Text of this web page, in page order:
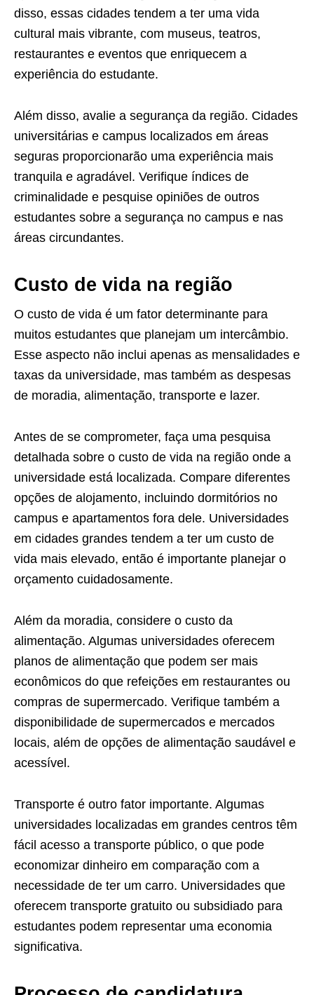
disso, essas cidades tendem a ter uma vida
cultural mais vibrante, com museus, teatros,
restaurantes e eventos que enriquecem a
experiência do estudante.
Além disso, avalie a segurança da região. Cidades
universitárias e campus localizados em áreas
seguras proporcionarão uma experiência mais
tranquila e agradável. Verifique índices de
criminalidade e pesquise opiniões de outros
estudantes sobre a segurança no campus e nas
áreas circundantes.
Custo de vida na região
O custo de vida é um fator determinante para
muitos estudantes que planejam um intercâmbio.
Esse aspecto não inclui apenas as mensalidades e
taxas da universidade, mas também as despesas
de moradia, alimentação, transporte e lazer.
Antes de se comprometer, faça uma pesquisa
detalhada sobre o custo de vida na região onde a
universidade está localizada. Compare diferentes
opções de alojamento, incluindo dormitórios no
campus e apartamentos fora dele. Universidades
em cidades grandes tendem a ter um custo de
vida mais elevado, então é importante planejar o
orçamento cuidadosamente.
Além da moradia, considere o custo da
alimentação. Algumas universidades oferecem
planos de alimentação que podem ser mais
econômicos do que refeições em restaurantes ou
compras de supermercado. Verifique também a
disponibilidade de supermercados e mercados
locais, além de opções de alimentação saudável e
acessível.
Transporte é outro fator importante. Algumas
universidades localizadas em grandes centros têm
fácil acesso a transporte público, o que pode
economizar dinheiro em comparação com a
necessidade de ter um carro. Universidades que
oferecem transporte gratuito ou subsidiado para
estudantes podem representar uma economia
significativa.